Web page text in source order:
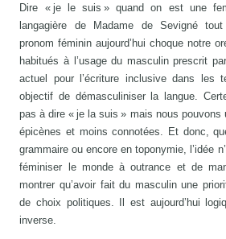
Dire « je le suis » quand on est une
langagière de Madame de Sevigné
pronom féminin aujourd’hui choque notre
habitués à l’usage du masculin prescrit
actuel pour l’écriture inclusive dans les
objectif de démasculiniser la langue.
pas à dire « je la suis » mais nous pouvons
épicènes et moins connotées. Et donc,
grammaire ou encore en toponymie, l’idée
féminiser le monde à outrance et de
montrer qu’avoir fait du masculin une
de choix politiques. Il est aujourd’hui
inverse.